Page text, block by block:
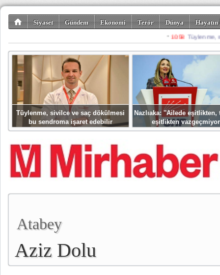
Siyaset Gündem Ekonomi Terör Dünya
Spor Misafir
Tüylenme, sivilce ve saç dökülmesi
bu sendroma işaret edebilir
Nazlıaka: ''Ailede eşitlikten,
eşitlikten
Atabey
Aziz Dolu